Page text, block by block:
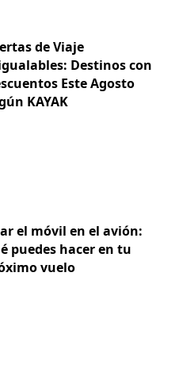
de Viaje
Destinos con
Este Agosto
KAYAK
el móvil en el avión:
puedes hacer en tu
vuelo